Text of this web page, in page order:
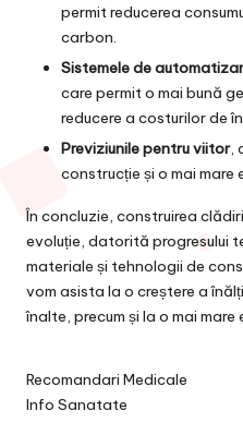
permit reducerea
carbon.
Sistemele de
care permit o mai bună
reducere a costurilor de
Previziunile pentru viitor,
construcție și o mai
În concluzie, construirea
evoluție, datorită progresului
materiale și tehnologii de
vom asista la o creștere a
înalte, precum și la o mai
Recomandari Medicale
Info Sanatate